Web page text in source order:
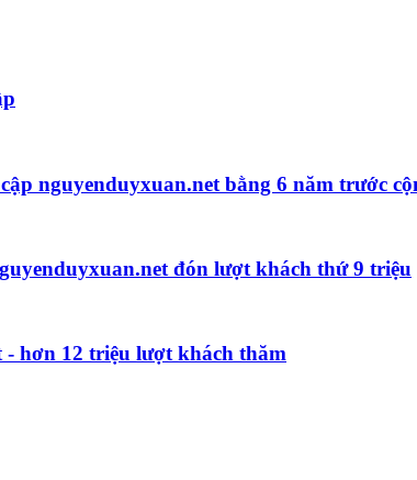
nguyenduyxuan.net bằng 6 năm trước
đón lượt khách thứ 9 triệu
hơn 12 triệu lượt khách thăm